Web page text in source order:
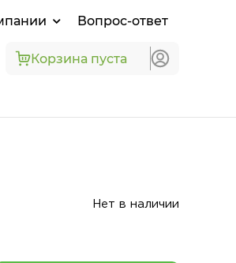
Вопрос-ответ
Корзина пуста
Нет в наличии